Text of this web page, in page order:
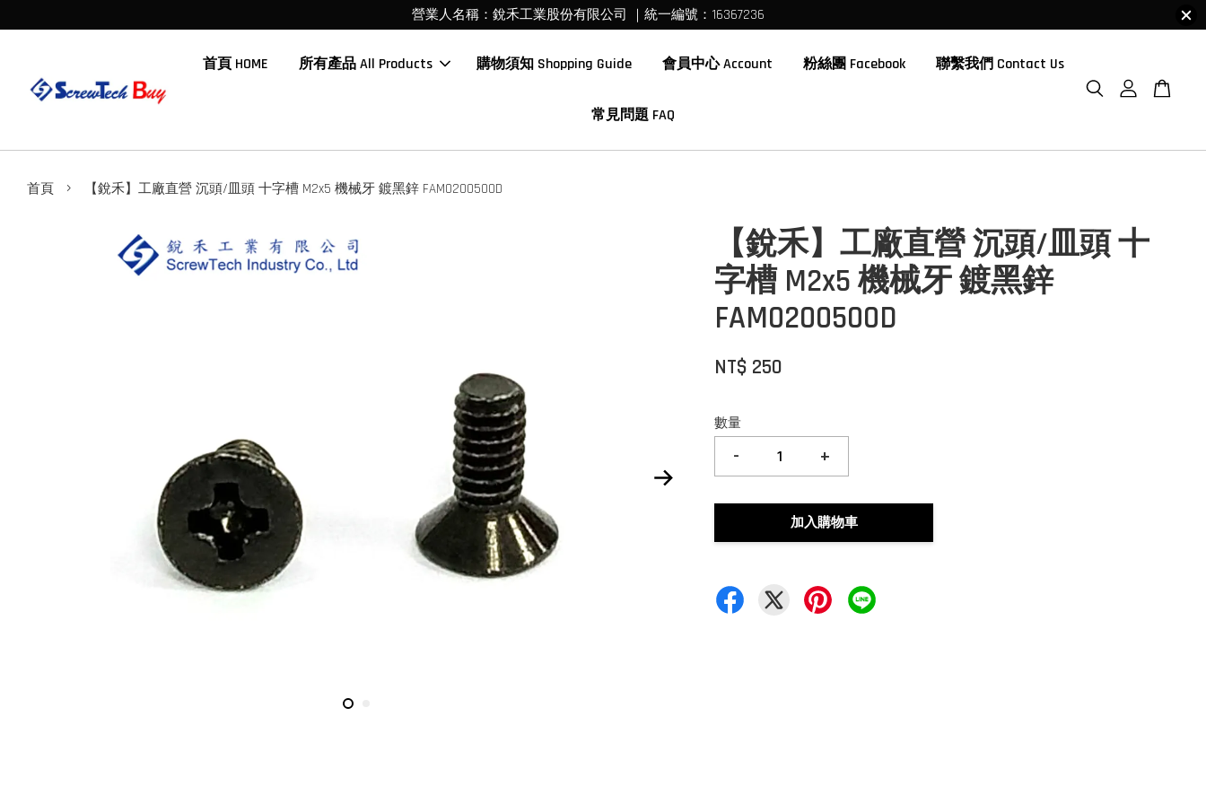
營業人名稱：銳禾工業股份有限公司 ｜統一編號：16367236
首頁 HOME 所有產品 All Products 購物須知 Shopping Guide 會員中心 Account 粉絲團 Facebook 聯繫我們 Contact Us
常見問題 FAQ
首頁 › 【銳禾】工廠直營 沉頭/皿頭 十字槽 M2x5 機械牙 鍍黑鋅 FAM0200500D
【銳禾】工廠直營 沉頭/皿頭 十
字槽 M2x5 機械牙 鍍黑鋅
FAM0200500D
NT$ 250
數量
- +
加入購物車